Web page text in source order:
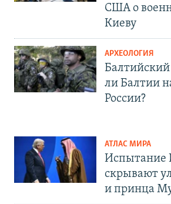
США о
Киеву
АРХЕОЛОГИЯ
Балтийский
ли Балтии
России?
АТЛАС МИРА
Испытание
скрывают
и принца